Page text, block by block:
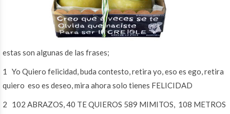
estas son algunas de las frases;
1 Yo Quiero felicidad, buda contesto, retira yo, eso es ego, retira
quiero eso es deseo, mira ahora solo tienes FELICIDAD
2 102 ABRAZOS, 40 TE QUIEROS 589 MIMITOS, 108 METROS